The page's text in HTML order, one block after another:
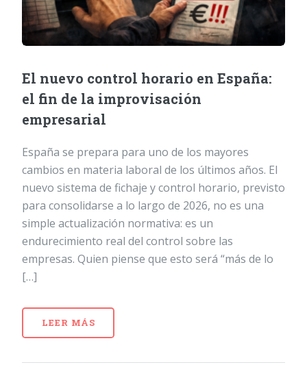
El nuevo control horario en España:
el fin de la improvisación
empresarial
España se prepara para uno de los mayores
cambios en materia laboral de los últimos años. El
nuevo sistema de fichaje y control horario, previsto
para consolidarse a lo largo de 2026, no es una
simple actualización normativa: es un
endurecimiento real del control sobre las
empresas. Quien piense que esto será “más de lo
[…]
LEER MÁS